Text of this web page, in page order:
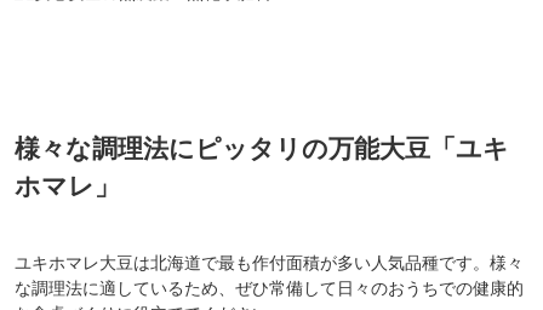
様々な調理法にピッタリの万能大豆「ユキ
ホマレ」
ユキホマレ大豆は北海道で最も作付面積が多い人気品種です。様々
な調理法に適しているため、ぜひ常備して日々のおうちでの健康的